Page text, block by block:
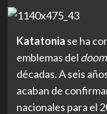
Katatonia se ha
emblemas del
décadas. A seis
acaban de
nacionales para el